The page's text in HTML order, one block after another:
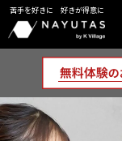
苦手を好きに 好きが得意に